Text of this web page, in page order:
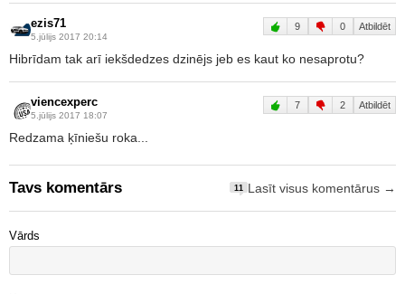
ezis71
5.jūlijs 2017 20:14
9 0 Atbildēt
Hibrīdam tak arī iekšdedzes dzinējs jeb es kaut ko nesaprotu?
viencexperc
5.jūlijs 2017 18:07
7 2 Atbildēt
Redzama ķīniešu roka...
Tavs komentārs 11 Lasīt visus komentārus →
Vārds